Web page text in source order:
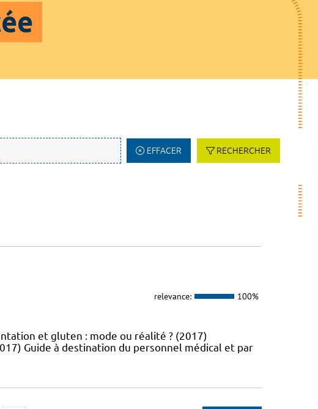
EFFACER RECHERCHER
relevance: 100%
et gluten : mode ou réalité ? (2017)
Guide à destination du personnel médical et par